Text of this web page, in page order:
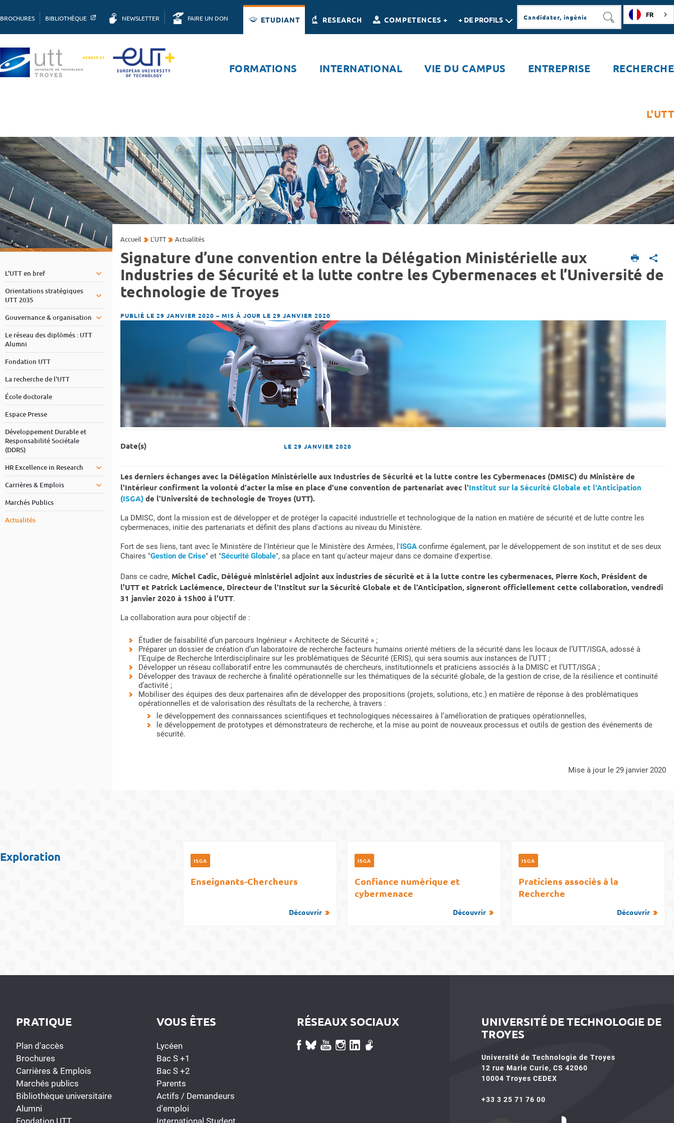
BROCHURES BIBLIOTHÈQUE NEWSLETTER FAIRE UN DON ETUDIANT RESEARCH COMPETENCES + + DE PROFILS
RECHERCHER
FR
FORMATIONS INTERNATIONAL VIE DU CAMPUS ENTREPRISE RECHERCHE
L'UTT
L'UTT en bref
Orientations stratégiques
UTT 2035
Gouvernance & organisation
Le réseau des diplômés : UTT
Alumni
Fondation UTT
La recherche de l'UTT
École doctorale
Espace Presse
Développement Durable et
Responsabilité Sociétale
(DDRS)
HR Excellence in Research
Carrières & Emplois
Marchés Publics
Actualités
Accueil L'UTT Actualités
Signature d’une convention entre la Délégation Ministérielle aux
Industries de Sécurité et la lutte contre les Cybermenaces et l’Université de
technologie de Troyes
PUBLIÉ LE 29 JANVIER 2020 – MIS À JOUR LE 29 JANVIER 2020
Date(s) LE 29 JANVIER 2020
Les derniers échanges avec la Délégation Ministérielle aux Industries de Sécurité et la lutte contre les Cybermenaces (DMISC) du Ministère de
l'Intérieur confirment la volonté d'acter la mise en place d'une convention de partenariat avec l'Institut sur la Sécurité Globale et l'Anticipation
(ISGA) de l'Université de technologie de Troyes (UTT).
La DMISC, dont la mission est de développer et de protéger la capacité industrielle et technologique de la nation en matière de sécurité et de lutte contre les
cybermenaces, initie des partenariats et définit des plans d'actions au niveau du Ministère.
Fort de ses liens, tant avec le Ministère de l'Intérieur que le Ministère des Armées, l'ISGA confirme également, par le développement de son institut et de ses deux
Chaires "Gestion de Crise" et "Sécurité Globale", sa place en tant qu'acteur majeur dans ce domaine d'expertise.
Dans ce cadre, Michel Cadic, Délégué ministériel adjoint aux industries de sécurité et à la lutte contre les cybermenaces, Pierre Koch, Président de
l’UTT et Patrick Laclémence, Directeur de l'Institut sur la Sécurité Globale et de l'Anticipation, signeront officiellement cette collaboration, vendredi
31 janvier 2020 à 15h00 à l’UTT.
La collaboration aura pour objectif de :
Étudier de faisabilité d’un parcours Ingénieur « Architecte de Sécurité » ;
Préparer un dossier de création d’un laboratoire de recherche facteurs humains orienté métiers de la sécurité dans les locaux de l’UTT/ISGA, adossé à
l’Equipe de Recherche Interdisciplinaire sur les problématiques de Sécurité (ERIS), qui sera soumis aux instances de l’UTT ;
Développer un réseau collaboratif entre les communautés de chercheurs, institutionnels et praticiens associés à la DMISC et l’UTT/ISGA ;
Développer des travaux de recherche à finalité opérationnelle sur les thématiques de la sécurité globale, de la gestion de crise, de la résilience et continuité
d’activité ;
Mobiliser des équipes des deux partenaires afin de développer des propositions (projets, solutions, etc.) en matière de réponse à des problématiques
opérationnelles et de valorisation des résultats de la recherche, à travers :
le développement des connaissances scientifiques et technologiques nécessaires à l’amélioration de pratiques opérationnelles,
le développement de prototypes et démonstrateurs de recherche, et la mise au point de nouveaux processus et outils de gestion des événements de
sécurité.
mise à jour le 29 janvier 2020
Exploration ISGA
Enseignants-Chercheurs
Découvrir
ISGA
Confiance numérique et
cybermenace
Découvrir
ISGA
Praticiens associés à la
Recherche
Découvrir
PRATIQUE
Plan d'accès
Brochures
Carrières & Emplois
Marchés publics
Bibliothèque universitaire
Alumni
Fondation UTT
VOUS ÊTES
Lycéen
Bac S +1
Bac S +2
Parents
Actifs / Demandeurs
d'emploi
International Student
RÉSEAUX SOCIAUX
UNIVERSITÉ DE TECHNOLOGIE DE
TROYES
Université de Technologie de Troyes
12 rue Marie Curie, CS 42060
10004 Troyes CEDEX
+33 3 25 71 76 00